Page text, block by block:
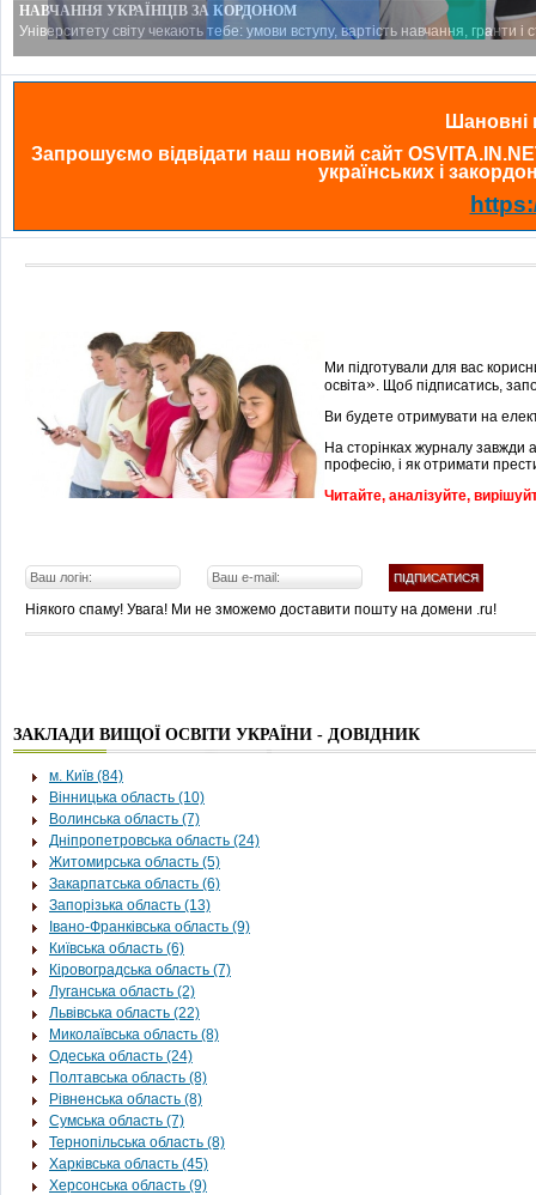
Університету світу чекають тебе: умови вступу, вартість навчання, гранти і
Шановні
Запрошуємо відвідати наш новий сайт
українських і
Ми підготували для вас
освіта». Щоб підписатись,
Ви будете отримувати на
На сторінках журналу завжди
професію, і як отримати
Читайте, аналізуйте,
Ніякого спаму! Увага! Ми не зможемо доставити пошту на домени .ru!
ЗАКЛАДИ ВИЩОЇ ОСВІТИ УКРАЇНИ - ДОВІДНИК
м. Київ (84)
Вінницька область (10)
Волинська область (7)
Дніпропетровська область (24)
Житомирська область (5)
Закарпатська область (6)
Запорізька область (13)
Івано-Франківська область (9)
Київська область (6)
Кіровоградська область (7)
Луганська область (2)
Львівська область (22)
Миколаївська область (8)
Одеська область (24)
Полтавська область (8)
Рівненська область (8)
Сумська область (7)
Тернопільська область (8)
Харківська область (45)
Херсонська область (9)